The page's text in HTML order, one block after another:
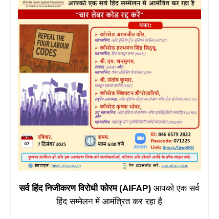
सर्व हिंद निजीकरण विरोधी फोरम (AIFAP)आपको एक सर्व
हिंद सम्मेलन में आमंत्रित कर रहा है